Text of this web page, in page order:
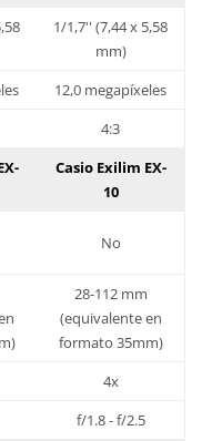
1/1,7'' (7,44 x 5,58
mm)
12,0 megapíxeles
4:3
Casio Exilim EX-
10
No
28-112 mm
(equivalente en
formato 35mm)
4x
f/1.8 - f/2.5